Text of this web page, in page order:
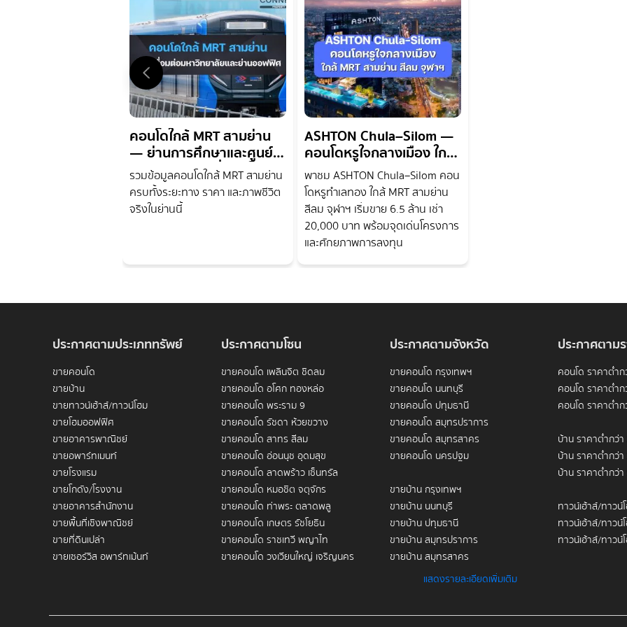
จำกัดและเป็นที่ต้องการอย่างมากในตลาด
มูลค่าของอสังหาริมทรัพย์ในโซนนี้จึงมีอัตราการเติบโตที่ไม่เคยลดลง ไม่ว่าสภาวะเศรษฐกิจจะเป็นอย่างไร การซื้อคอนโดใกล้สถานี
ทรัพย์สินที่มีสภาพคล่องสูง พร้อมทำหน้าที่เป็น "Safe Haven" ที่ช่วยปกป้องความมั่งคั่งของคุณและทวีมูลค่าเพิ่มขึ้นในทุกปี ซึ่งดีก
ไปวันๆ
1. ภาพรวมทำเล
มูลค่าที่ดินและสินทรัพย์ Blue Chip ที่ต้านทานเงินเฟ้อ
เหตุผลที่ทำให้การ
MRTสามย่านกลายเป็นสินทรัพย์ระดับพรีเมียม คือ "มูลค่าที่ดิน (Land Value)" รอบสถานีที่พุ่งสู
แต่ได้กลายเป็นศูนย์กลางเศรษฐกิจใหม่ที่เชื่อมต่อระหว่างย่าน CBD สีลม-สาทร และย่านการค้าสยามสแควร์เข้าด้วยกันอย่างสมบู
การลงทุนที่ปลอดภัย
ทำเลนี้ได้รับการยอมรับว่าเป็นสินทรัพย์ที่ต้านทานเงินเฟ้อได้ดีเยี่ยม เพราะความต้องการของผู้เช่า (Demand) ที่หนาแน่นตลอด
การมีผู้เช่าคุณภาพรออยู่อย่างต่อเนื่องทำให้การลงทุนในย่านนี้แทบไม่เสี่ยงเรื่องห้องว่าง (Vacancy Risk) การพิจ
คอนโดใกล้ MRT สามย่าน
— ย่านการศึกษาและศูนย์
รวมร้านอาหารที่ตอบโจทย์
ชีวิตคนเมือง | Connex
Property
รวมข้อมูลคอนโดใกล้ MRT สามย่าน
ครบทั้งระยะทาง ราคา และภาพชีวิต
จริงในย่านนี้
ASHTON Chula–Silom —
คอนโดหรูใจกลางเมือง ใกล้
MRT สามย่าน สีลม จุฬาฯ
พาชม ASHTON Chula–Silom คอน
โดหรูทำเลทอง ใกล้ MRT สามย่าน
สีลม จุฬาฯ เริ่มขาย 6.5 ล้าน เช่า
20,000 บาท พร้อมจุดเด่นโครงการ
และศักยภาพการลงทุน
ประกาศตามประเภททรัพย์
ขายคอนโด
ขายบ้าน
ขายทาวน์เฮ้าส์/ทาวน์โฮม
ขายโฮมออฟฟิศ
ขายอาคารพาณิชย์
ขายอพาร์ทเมนท์
ขายโรงแรม
ขายโกดัง/โรงงาน
ขายอาคารสำนักงาน
ขายพื้นที่เชิงพาณิชย์
ขายที่ดินเปล่า
ขายเซอร์วิส อพาร์ทเม้นท์
ประกาศตามโซน
ขายคอนโด เพลินจิต ชิดลม
ขายคอนโด อโศก ทองหล่อ
ขายคอนโด พระราม 9
ขายคอนโด รัชดา ห้วยขวาง
ขายคอนโด สาทร สีลม
ขายคอนโด อ่อนนุช อุดมสุข
ขายคอนโด ลาดพร้าว เซ็นทรัล
ขายคอนโด หมอชิต จตุจักร
ขายคอนโด ท่าพระ ตลาดพลู
ขายคอนโด เกษตร รัชโยธิน
ขายคอนโด ราชเทวี พญาไท
ขายคอนโด วงเวียนใหญ่ เจริญนคร
ประกาศตามจังหวัด
ขายคอนโด กรุงเทพฯ
ขายคอนโด นนทบุรี
ขายคอนโด ปทุมธานี
ขายคอนโด สมุทรปราการ
ขายคอนโด สมุทรสาคร
ขายคอนโด นครปฐม
ขายบ้าน กรุงเทพฯ
ขายบ้าน นนทบุรี
ขายบ้าน ปทุมธานี
ขายบ้าน สมุทรปราการ
ขายบ้าน สมุทรสาคร
ขายบ้าน นครปฐม
ประกาศตาม
คอนโด ราคาต่ำ
คอนโด ราคาต่ำ
คอนโด ราคาต่ำ
บ้าน ราคาต่ำกว่
บ้าน ราคาต่ำกว่
บ้าน ราคาต่ำกว่
ทาวน์เฮ้าส์/ทาว
ทาวน์เฮ้าส์/ทาว
ทาวน์เฮ้าส์/ทาว
แสดงรายละเอียดเพิ่มเติม